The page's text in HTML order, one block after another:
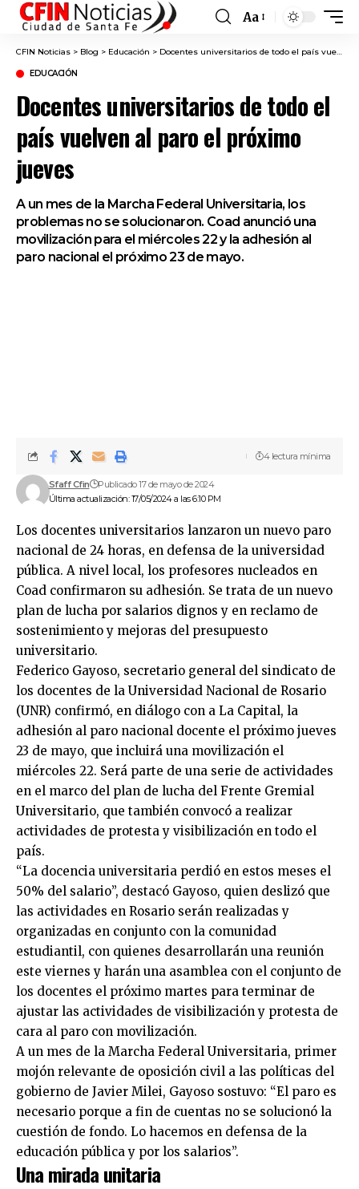
Font
Resizer
Aa
CFIN Noticias > Blog > Educación > Docentes universitarios de todo el país vuelven al paro el próximo jueves
EDUCACIÓN
Docentes universitarios de todo el
país vuelven al paro el próximo
jueves
A un mes de la Marcha Federal Universitaria, los
problemas no se solucionaron. Coad anunció una
movilización para el miércoles 22 y la adhesión al
paro nacional el próximo 23 de mayo.
Última actualización: 17/05/2024 a las 6:10 PM
Sfaff Cfin Publicado 17 de mayo de 2024
4 lectura mínima
Los docentes universitarios lanzaron un nuevo paro
nacional de 24 horas, en defensa de la universidad
pública. A nivel local, los profesores nucleados en
Coad confirmaron su adhesión. Se trata de un nuevo
plan de lucha por salarios dignos y en reclamo de
sostenimiento y mejoras del presupuesto
universitario.
Federico Gayoso, secretario general del sindicato de
los docentes de la Universidad Nacional de Rosario
(UNR) confirmó, en diálogo con a La Capital, la
adhesión al paro nacional docente el próximo jueves
23 de mayo, que incluirá una movilización el
miércoles 22. Será parte de una serie de actividades
en el marco del plan de lucha del Frente Gremial
Universitario, que también convocó a realizar
actividades de protesta y visibilización en todo el
país.
“La docencia universitaria perdió en estos meses el
50% del salario”, destacó Gayoso, quien deslizó que
las actividades en Rosario serán realizadas y
organizadas en conjunto con la comunidad
estudiantil, con quienes desarrollarán una reunión
este viernes y harán una asamblea con el conjunto de
los docentes el próximo martes para terminar de
ajustar las actividades de visibilización y protesta de
cara al paro con movilización.
A un mes de la Marcha Federal Universitaria, primer
mojón relevante de oposición civil a las políticas del
gobierno de Javier Milei, Gayoso sostuvo: “El paro es
necesario porque a fin de cuentas no se solucionó la
cuestión de fondo. Lo hacemos en defensa de la
educación pública y por los salarios”.
Una mirada unitaria